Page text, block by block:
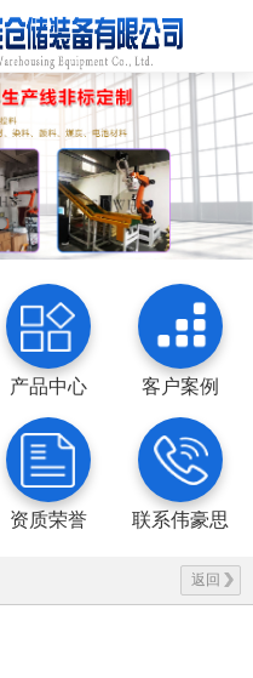
产品中心 客户案例
资质荣誉 联系伟豪思
返回